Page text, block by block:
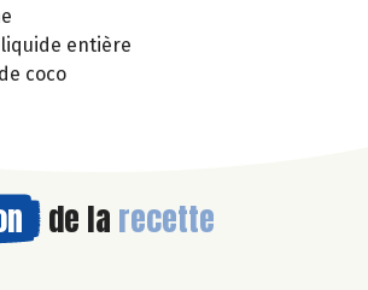
liquide entière
coco
de la recette